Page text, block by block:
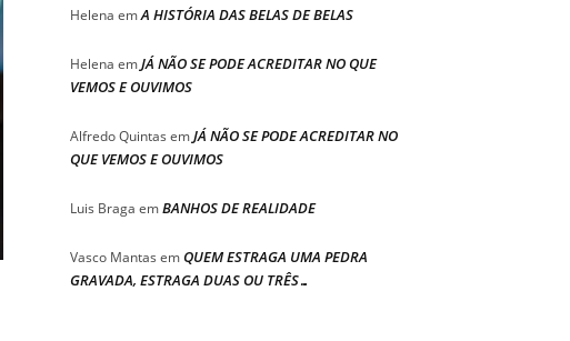
Helena emA HISTÓRIA DAS BELAS DE BELAS
Helena emJÁ NÃO SE PODE ACREDITAR NO QUE
VEMOS E OUVIMOS
Alfredo Quintas emJÁ NÃO SE PODE ACREDITAR NO
QUE VEMOS E OUVIMOS
Luis Braga emBANHOS DE REALIDADE
Vasco Mantas emQUEM ESTRAGA UMA PEDRA
GRAVADA, ESTRAGA DUAS OU TRÊS…